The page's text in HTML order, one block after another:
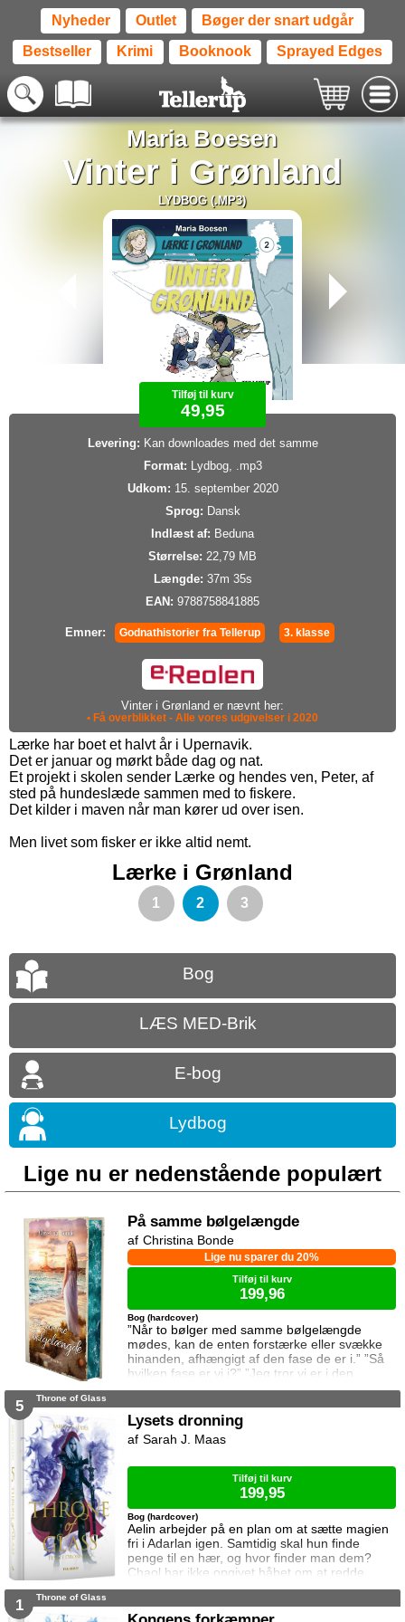
Nyheder Outlet Bøger der snart udgår
Bestseller Krimi Booknook Sprayed Edges
Maria Boesen
Vinter i Grønland
LYDBOG (.MP3)
Tilføj til kurv
49,95
Levering: Kan downloades med det samme
Format: Lydbog, .mp3
Udkom: 15. september 2020
Sprog: Dansk
Indlæst af: Beduna
Størrelse: 22,79 MB
Længde: 37m 35s
EAN: 9788758841885
Emner: Godnathistorier fra Tellerup 3. klasse
Vinter i Grønland er nævnt her:
• Få overblikket - Alle vores udgivelser i 2020
Lærke har boet et halvt år i Upernavik.
Det er januar og mørkt både dag og nat.
Et projekt i skolen sender Lærke og hendes ven, Peter, af
sted på hundeslæde sammen med to fiskere.
Det kilder i maven når man kører ud over isen.
Men livet som fisker er ikke altid nemt.
Lærke i Grønland
1 2 3
Bog
LÆS MED-Brik
E-bog
Lydbog
Lige nu er nedenstående populært
På samme bølgelængde
”Når to bølger med samme bølgelængde
mødes, kan de enten forstærke eller svække
hinanden, afhængigt af den fase de er i.” ”Så
hvilken fase er vi i?” ”Jeg tror vi er i den
samme fase.” To ting er vigtige for Elina da
sætte sin afdøde fars hus til salg. Salget skal
gå hurtigt, og hendes ophold skal være kort.
Elina har ikke besøgt byen siden hendes far
Bog (hardcover)
Lige nu sparer du 20%
Christina Bonde
Tilføj til kurv
199,96
5 Throne of Glass
Lysets dronning
Aelin arbejder på en plan om at sætte magien
fri i Adarlan igen. Samtidig skal hun finde
penge til en hær, og hvor finder man dem?
Chaol har ikke opgivet håbet om at redde
Dorian. Det bliver dog konstant sværere at
ønskedrøm, for prinsen lader til at have
Bog (hardcover)
Sarah J. Maas
Tilføj til kurv
199,95
1 Throne of Glass